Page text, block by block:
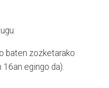
baten zozketarako
egingo da).